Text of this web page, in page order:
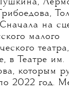
на
малого
в Театре им.
которым
2022 год.